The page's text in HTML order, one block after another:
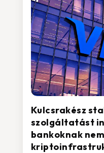
Kulcsrakész
szolgáltatást
bankoknak